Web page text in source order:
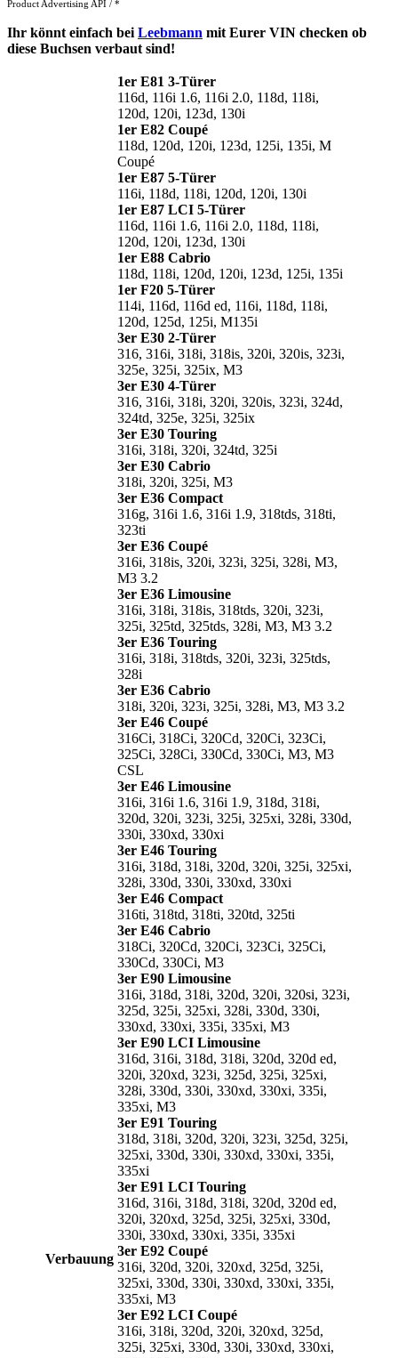
Product Advertising API / *
Ihr könnt einfach bei Leebmann mit Eurer VIN checken ob
diese Buchsen verbaut sind!
Verbauung
1er E81 3-Türer
116d, 116i 1.6, 116i 2.0, 118d, 118i,
120d, 120i, 123d, 130i
1er E82 Coupé
118d, 120d, 120i, 123d, 125i, 135i, M
Coupé
1er E87 5-Türer
116i, 118d, 118i, 120d, 120i, 130i
1er E87 LCI 5-Türer
116d, 116i 1.6, 116i 2.0, 118d, 118i,
120d, 120i, 123d, 130i
1er E88 Cabrio
118d, 118i, 120d, 120i, 123d, 125i, 135i
1er F20 5-Türer
114i, 116d, 116d ed, 116i, 118d, 118i,
120d, 125d, 125i, M135i
3er E30 2-Türer
316, 316i, 318i, 318is, 320i, 320is, 323i,
325e, 325i, 325ix, M3
3er E30 4-Türer
316, 316i, 318i, 320i, 320is, 323i, 324d,
324td, 325e, 325i, 325ix
3er E30 Touring
316i, 318i, 320i, 324td, 325i
3er E30 Cabrio
318i, 320i, 325i, M3
3er E36 Compact
316g, 316i 1.6, 316i 1.9, 318tds, 318ti,
323ti
3er E36 Coupé
316i, 318is, 320i, 323i, 325i, 328i, M3,
M3 3.2
3er E36 Limousine
316i, 318i, 318is, 318tds, 320i, 323i,
325i, 325td, 325tds, 328i, M3, M3 3.2
3er E36 Touring
316i, 318i, 318tds, 320i, 323i, 325tds,
328i
3er E36 Cabrio
318i, 320i, 323i, 325i, 328i, M3, M3 3.2
3er E46 Coupé
316Ci, 318Ci, 320Cd, 320Ci, 323Ci,
325Ci, 328Ci, 330Cd, 330Ci, M3, M3
CSL
3er E46 Limousine
316i, 316i 1.6, 316i 1.9, 318d, 318i,
320d, 320i, 323i, 325i, 325xi, 328i, 330d,
330i, 330xd, 330xi
3er E46 Touring
316i, 318d, 318i, 320d, 320i, 325i, 325xi,
328i, 330d, 330i, 330xd, 330xi
3er E46 Compact
316ti, 318td, 318ti, 320td, 325ti
3er E46 Cabrio
318Ci, 320Cd, 320Ci, 323Ci, 325Ci,
330Cd, 330Ci, M3
3er E90 Limousine
316i, 318d, 318i, 320d, 320i, 320si, 323i,
325d, 325i, 325xi, 328i, 330d, 330i,
330xd, 330xi, 335i, 335xi, M3
3er E90 LCI Limousine
316d, 316i, 318d, 318i, 320d, 320d ed,
320i, 320xd, 323i, 325d, 325i, 325xi,
328i, 330d, 330i, 330xd, 330xi, 335i,
335xi, M3
3er E91 Touring
318d, 318i, 320d, 320i, 323i, 325d, 325i,
325xi, 330d, 330i, 330xd, 330xi, 335i,
335xi
3er E91 LCI Touring
316d, 316i, 318d, 318i, 320d, 320d ed,
320i, 320xd, 325d, 325i, 325xi, 330d,
330i, 330xd, 330xi, 335i, 335xi
3er E92 Coupé
316i, 320d, 320i, 320xd, 325d, 325i,
325xi, 330d, 330i, 330xd, 330xi, 335i,
335xi, M3
3er E92 LCI Coupé
316i, 318i, 320d, 320i, 320xd, 325d,
325i, 325xi, 330d, 330i, 330xd, 330xi,